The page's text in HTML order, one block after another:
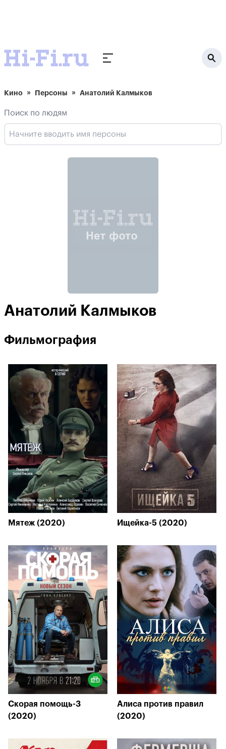
Кино Персоны Анатолий Калмыков
Поиск по людям
Анатолий Калмыков
Фильмография
Мятеж (2020) Ищейка-5 (2020)
Скорая помощь-3
(2020)
Алиса против правил
(2020)